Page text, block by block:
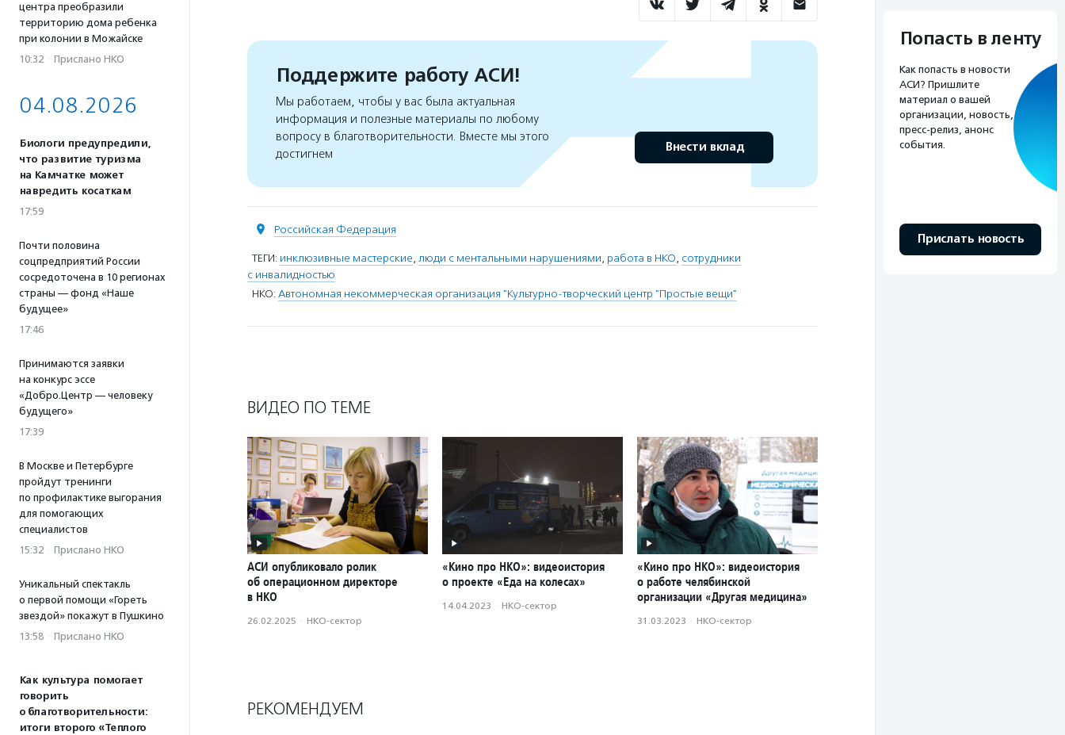
центра преобразили
территорию дома ребенка
при колонии в Можайске
10:32 · Прислано НКО
04.08.2026
Биологи предупредили,
что развитие туризма
на Камчатке может
навредить косаткам
17:59
Почти половина
соцпредприятий России
сосредоточена в 10 регионах
страны — фонд «Наше
будущее»
17:46
Принимаются заявки
на конкурс эссе
«Добро.Центр — человеку
будущего»
17:39
В Москве и Петербурге
пройдут тренинги
по профилактике выгорания
для помогающих
специалистов
15:32 · Прислано НКО
Уникальный спектакль
о первой помощи «Гореть
звездой» покажут в Пушкино
13:58 · Прислано НКО
Как культура помогает
говорить
о благотворительности:
итоги второго «Теплого
Поддержите работу АСИ!
Мы работаем, чтобы у вас была актуальная
информация и полезные материалы по любому
вопросу в благотворительности. Вместе мы этого
достигнем
Внести вклад
Российская Федерация
ТЕГИ: инклюзивные мастерские, люди с ментальными нарушениями, работа в НКО, сотрудники
с инвалидностью
НКО: Автономная некоммерческая организация "Культурно-творческий центр "Простые вещи"
ВИДЕО ПО ТЕМЕ
АСИ опубликовало ролик
об операционном директоре
в НКО
26.02.2025 · НКО-сектор
«Кино про НКО»: видеоистория
о проекте «Еда на колесах»
14.04.2023 · НКО-сектор
«Кино про НКО»: видеоистория
о работе челябинской
организации «Другая медицина»
31.03.2023 · НКО-сектор
РЕКОМЕНДУЕМ
Попасть в ленту
Как попасть в новости
АСИ? Пришлите
материал о вашей
организации, новость,
пресс-релиз, анонс
события.
Прислать новость